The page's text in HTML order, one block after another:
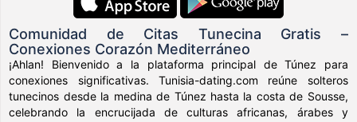
Comunidad de Citas Tunecina Gratis –
Conexiones Corazón Mediterráneo
¡Ahlan! Bienvenido a la plataforma principal de Túnez para
conexiones significativas. Tunisia-dating.com reúne solteros
tunecinos desde la medina de Túnez hasta la costa de Sousse,
celebrando la encrucijada de culturas africanas, árabes y